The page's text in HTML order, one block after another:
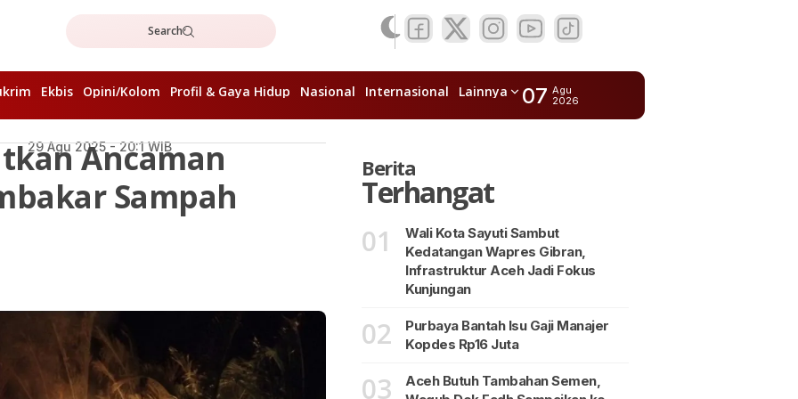
Search
Ekbis Opini/Kolom Profil & Gaya Hidup Nasional Internasional Lainnya 07 Agu
2026
29 Agu 2025 - 20:1 WIB
Ancaman
Sampah
Berita
Terhangat
01
Wali Kota Sayuti Sambut
Kedatangan Wapres Gibran,
Infrastruktur Aceh Jadi Fokus
Kunjungan
02
Purbaya Bantah Isu Gaji Manajer
Kopdes Rp16 Juta
03
Aceh Butuh Tambahan Semen,